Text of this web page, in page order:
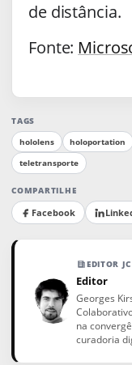
de distância.
Fonte:
TAGS
hololens
holoportation
teletransporte
COMPARTILHE
Facebook
EDITOR JC
Editor
Georges
na
curadoria